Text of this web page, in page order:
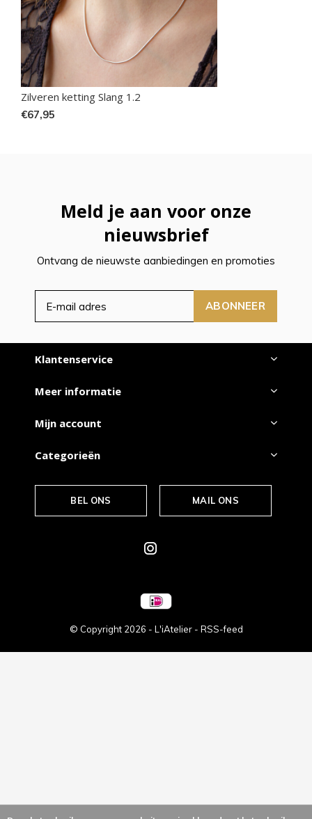
Zilveren ketting Slang 1.2
€67,95
Meld je aan voor onze
nieuwsbrief
Ontvang de nieuwste aanbiedingen en promoties
ABONNEER
Klantenservice
Meer informatie
Mijn account
Categorieën
BEL ONS MAIL ONS
© Copyright 2026 - L'iAtelier - RSS-feed